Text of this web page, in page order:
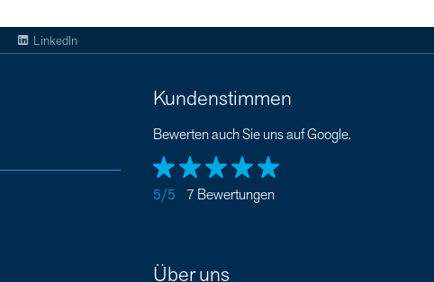
LinkedIn
Kundenstimmen
Bewerten auch Sie uns auf Google.
5/5 7 Bewertungen
Über uns